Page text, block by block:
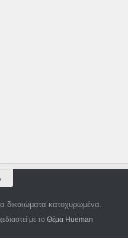
δικαιώματα κατοχυρωμένα.
με το Θέμα Ηueman